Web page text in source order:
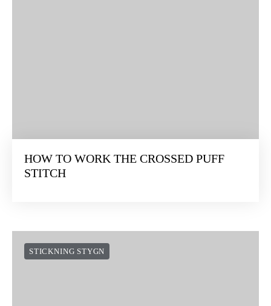
HOW TO WORK THE CROSSED PUFF
STITCH
STICKNING STYGN